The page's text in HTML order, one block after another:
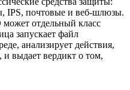
IPS, почтовые и веб-шлюзы.
отдельный класс
запускает файл
анализирует действия,
и выдает вердикт о том,